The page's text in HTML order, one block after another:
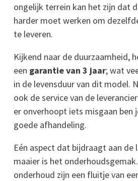
ongelijk terrein kan het zijn dat
harder moet werken om
te leveren.
Kijkend naar de duurzaamheid,
een garantie van 3 jaar; wat
in de levensduur van dit model.
ook de service van de
er onverhoopt iets misgaan ben
goede afhandeling.
Eén aspect dat bijdraagt aan de
maaier is het
onderhoud zijn een fluitje van